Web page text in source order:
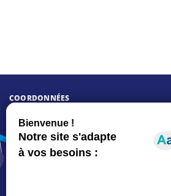
COORDONNÉES
Hôtel de ville
15, rue Charles-Duflos
01 41 19 83 00